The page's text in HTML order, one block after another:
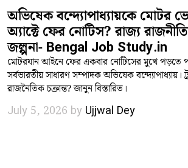
অভিষেক বন্দ্যোপাধ্যায়কে মোটর
অ্যাক্টে ফের নোটিস? রাজ্য
জল্পনা- Bengal Job Study.in
মোটরযান আইনে ফের একবার নোটিসের মুখে পড়তে
সর্বভারতীয় সাধারণ সম্পাদক অভিষেক বন্দ্যোপাধ্যায়।
রাজনৈতিক চক্রান্ত? জানুন বিস্তারিত।
July 5, 2026 by Ujjwal Dey